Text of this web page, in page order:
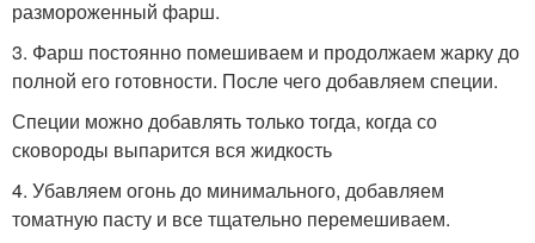
размороженный фарш.
3. Фарш постоянно помешиваем и продолжаем жарку до
полной его готовности. После чего добавляем специи.
Специи можно добавлять только тогда, когда со
сковороды выпарится вся жидкость
4. Убавляем огонь до минимального, добавляем
томатную пасту и все тщательно перемешиваем.